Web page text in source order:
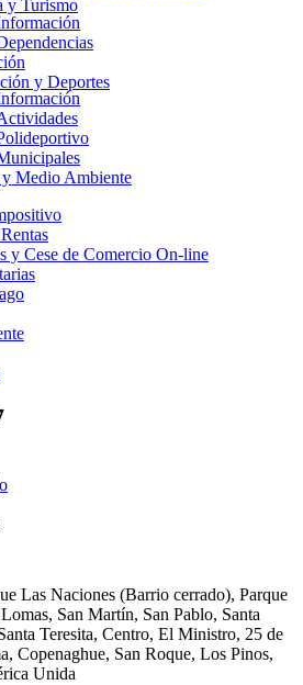
y Turismo
y Deportes
Medio Ambiente
y Cese de Comercio On-line
en
Las Naciones (Barrio cerrado), Parque
San Martín, San Pablo, Santa
Teresita, Centro, El Ministro, 25 de
Copenaghue, San Roque, Los Pinos,
Unida